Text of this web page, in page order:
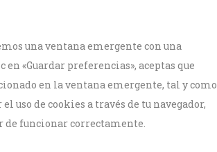
una ventana emergente con una
«Guardar preferencias», aceptas que
en la ventana emergente, tal y como
uso de cookies a través de tu navegador,
de funcionar correctamente.